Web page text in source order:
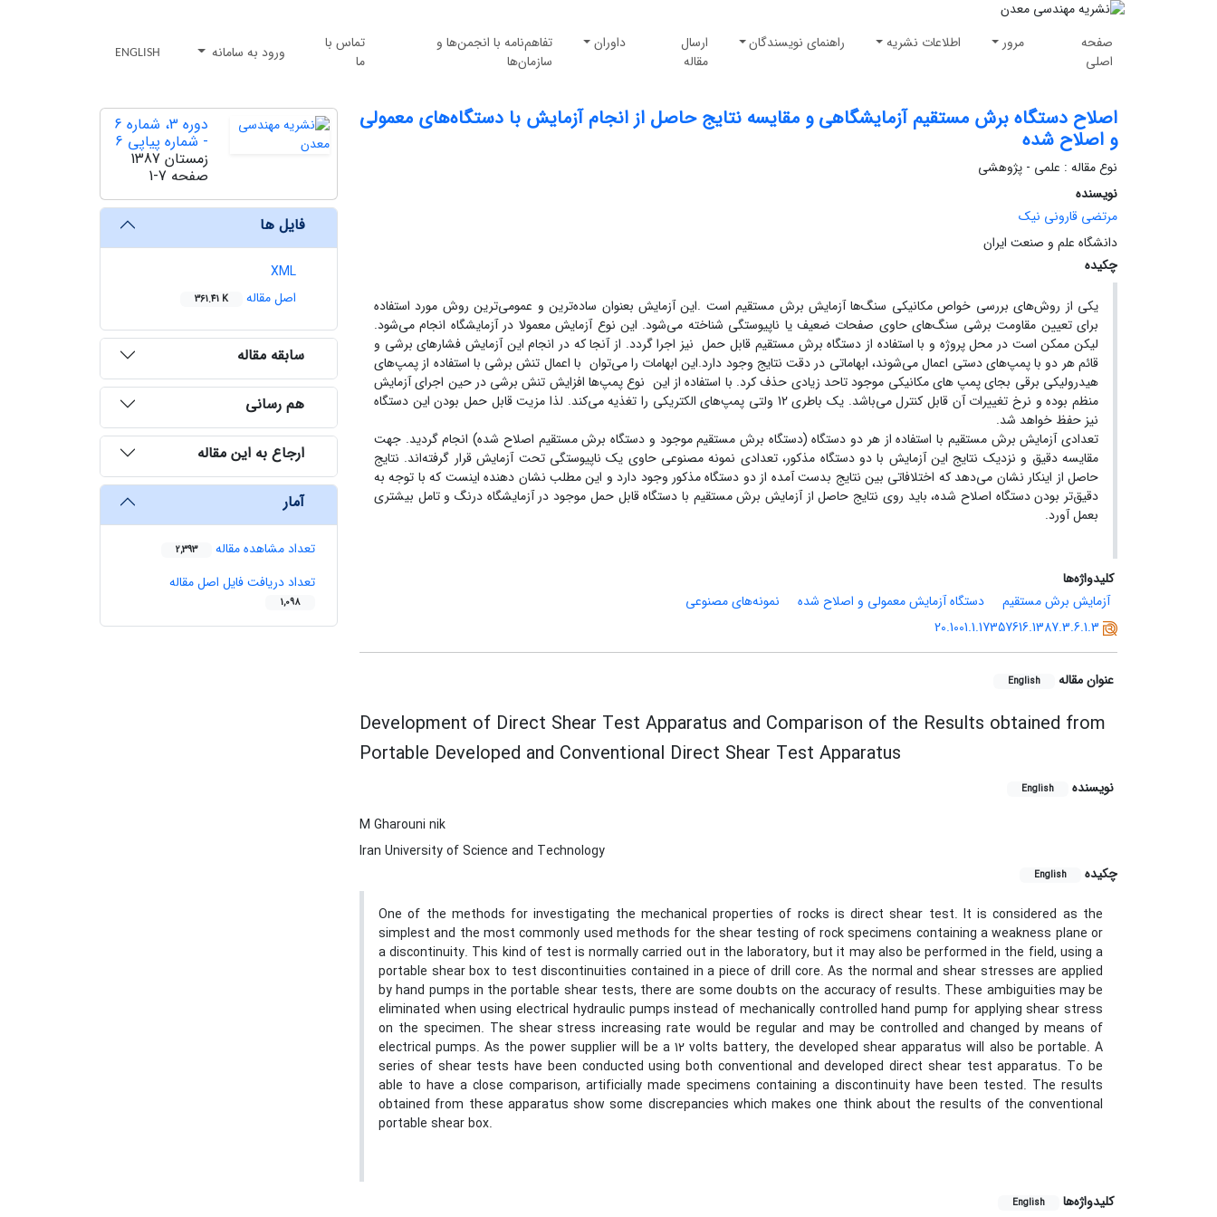
صفحه
اصلی
مرور اطلاعات نشریه راهنمای نویسندگان
ارسال
مقاله
داوران
تفاهم‌نامه با انجمن‌ها و
سازمان‌ها
تماس با
ما
ورود به سامانه ENGLISH
اصلاح دستگاه برش مستقیم آزمایشگاهی و مقایسه نتایج حاصل از انجام آزمایش با دستگاه‌های معمولی
و اصلاح شده
نوع مقاله : علمی - پژوهشی
نویسنده
مرتضی قارونی نیک
دانشگاه علم و صنعت ایران
چکیده
یکی از روش‌های بررسی خواص مکانیکی سنگ‌ها آزمایش برش مستقیم است .‌این آزمایش بعنوان ساده‌ترین و عمومی‌ترین روش مورد استفاده
برای تعیین مقاومت برشی سنگ‌های حاوی صفحات ضعیف یا ناپیوستگی شناخته می‌شود. ‌این نوع آزمایش معمولا در آزمایشگاه انجام می‌شود.
لیکن ممکن است در محل پروژه و با استفاده از دستگاه برش مستقیم قابل حمل نیز اجرا گردد. از آنجا که در انجام‌ این آزمایش فشارهای برشی و
قائم هر دو با پمپ‌های دستی اعمال می‌شوند، ابهاماتی در دقت نتایج وجود دارد.‌این ابهامات را می‌توان با اعمال تنش برشی با استفاده از پمپ‌های
هیدرولیکی برقی بجای پمپ های مکانیکی موجود تاحد زیادی حذف کرد. با استفاده از‌ این نوع پمپ‌ها افزایش تنش برشی در حین اجرای آزمایش
منظم بوده و نرخ تغییرات آن قابل کنترل می‌باشد. یک باطری 12 ولتی پمپ‌های الکتریکی را تغذیه می‌کند. لذا مزیت قابل حمل بودن‌ این دستگاه
نیز حفظ خواهد شد.
تعدادی آزمایش برش مستقیم با استفاده از هر دو دستگاه (دستگاه برش مستقیم موجود و دستگاه برش مستقیم اصلاح شده) انجام گردید. جهت
مقایسه دقیق و نزدیک نتایج ‌این آزمایش با دو دستگاه مذکور، تعدادی نمونه مصنوعی حاوی یک ناپیوستگی تحت آزمایش قرار گرفته‌اند. نتایج
حاصل از‌ اینکار نشان می‌دهد که اختلافاتی بین نتایج بدست آمده از دو دستگاه مذکور وجود دارد و ‌این مطلب نشان دهنده‌ اینست که با توجه به
دقیق‌تر بودن دستگاه اصلاح شده، باید روی نتایج حاصل از آزمایش برش مستقیم با دستگاه قابل حمل موجود در آزمایشگاه درنگ و تامل بیشتری
بعمل آورد.
کلیدواژه‌ها
آزمایش برش مستقیم
دستگاه آزمایش معمولی و اصلاح شده
نمونه‌های مصنوعی
20.1001.1.17357616.1387.3.6.1.3
عنوان مقاله English
Development of Direct Shear Test Apparatus and Comparison of the Results obtained from
Portable Developed and Conventional Direct Shear Test Apparatus
نویسنده English
M Gharouni nik
Iran University of Science and Technology
چکیده
English
One of the methods for investigating the mechanical properties of rocks is direct shear test. It is considered as the
simplest and the most commonly used methods for the shear testing of rock specimens containing a weakness plane or
a discontinuity. This kind of test is normally carried out in the laboratory, but it may also be performed in the field, using a
portable shear box to test discontinuities contained in a piece of drill core. As the normal and shear stresses are applied
by hand pumps in the portable shear tests, there are some doubts on the accuracy of results. These ambiguities may be
eliminated when using electrical hydraulic pumps instead of mechanically controlled hand pump for applying shear stress
on the specimen. The shear stress increasing rate would be regular and may be controlled and changed by means of
electrical pumps. As the power supplier will be a 12 volts battery, the developed shear apparatus will also be portable. A
series of shear tests have been conducted using both conventional and developed direct shear test apparatus. To be
able to have a close comparison, artificially made specimens containing a discontinuity have been tested. The results
obtained from these apparatus show some discrepancies which makes one think about the results of the conventional
portable shear box.
کلیدواژه‌ها English
دوره 3، شماره 6
- شماره پیاپی 6
زمستان 1387
صفحه 1-7
فایل ها
XML
اصل مقاله
361.41 K
سابقه مقاله
هم رسانی
ارجاع به این مقاله
آمار
تعداد مشاهده مقاله 2,393
تعداد دریافت فایل اصل مقاله
1,098